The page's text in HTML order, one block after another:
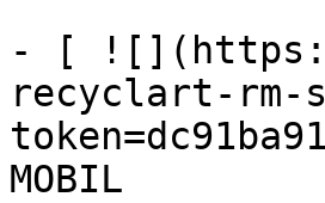
- [
recyclart-rm-
MOBIL